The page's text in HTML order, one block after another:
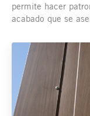
permite hacer
acabado que se